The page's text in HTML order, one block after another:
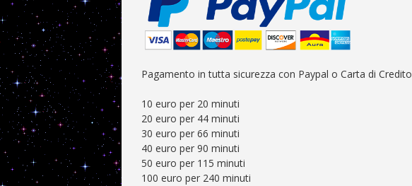
Pagamento in tutta sicurezza con Paypal o Carta di Credito
10 euro per 20 minuti
20 euro per 44 minuti
30 euro per 66 minuti
40 euro per 90 minuti
50 euro per 115 minuti
100 euro per 240 minuti